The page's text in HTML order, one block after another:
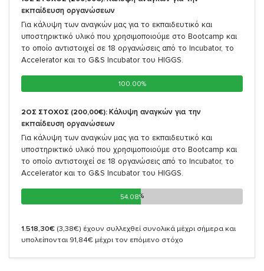
εκπαίδευση οργανώσεων
Για κάλυψη των αναγκών μας για το εκπαιδευτικό και
υποστηρικτικό υλικό που χρησιμοποιούμε στο Bootcamp και
το οποίο αντιστοιχεί σε 18 οργανώσεις από το Incubator, το
Accelerator και το G&S Incubator του HIGGS.
100.00%
100.00%
2ΟΣ ΣΤΟΧΟΣ (200,00€): Κάλυψη αναγκών για την
εκπαίδευση οργανώσεων
Για κάλυψη των αναγκών μας για το εκπαιδευτικό και
υποστηρικτικό υλικό που χρησιμοποιούμε στο Bootcamp και
το οποίο αντιστοιχεί σε 18 οργανώσεις από το Incubator, το
Accelerator και το G&S Incubator του HIGGS.
54.08%
54.08%
1.518,30€ (3,38€) έχουν συλλεχθεί συνολικά μέχρι σήμερα και
υπολείπονται 91,84€ μέχρι τον επόμενο στόχο